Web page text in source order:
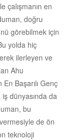
çalışmanın en
doğru
görebilmek için
yolda hiç
ilerleyen ve
Ahu
Başarılı Genç
iş dünyasında da
bu
vermesiyle de ön
teknoloji